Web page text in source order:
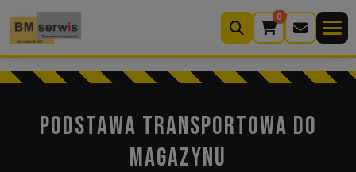
0
Wyszukiwarka
produktów
PODSTAWA TRANSPORTOWA DO
MAGAZYNU